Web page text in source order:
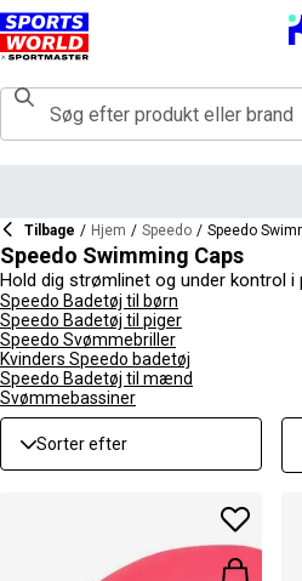
Tilbage / Hjem / Speedo / Speedo
Speedo Swimming Caps
Hold dig strømlinet og under kontrol
Speedo svømmehætte, der er
stilfuld på samme tid. Der er
samt specifikke svømmehætter til
hoveder. Langt hår dækkes også af
hår, mens det udvalg af designs, der
kollektion, vil holde enhver ung glad.
Speedo
til mænd, kvinder og børn.
Speedo Badetøj til børn
Speedo Badetøj til piger
Speedo Svømmebriller
Kvinders Speedo badetøj
Speedo Badetøj til mænd
Svømmebassiner
Sorter efter